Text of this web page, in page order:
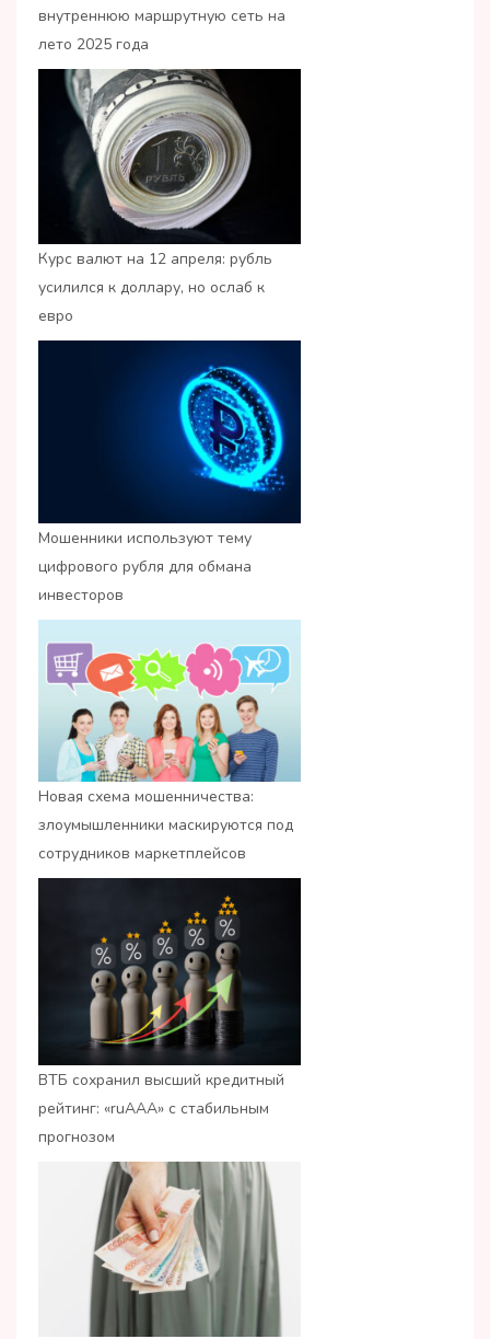
внутреннюю маршрутную сеть на
лето 2025 года
Курс валют на 12 апреля: рубль
усилился к доллару, но ослаб к
евро
Мошенники используют тему
цифрового рубля для обмана
инвесторов
Новая схема мошенничества:
злоумышленники маскируются под
сотрудников маркетплейсов
ВТБ сохранил высший кредитный
рейтинг: «ruАAA» с стабильным
прогнозом